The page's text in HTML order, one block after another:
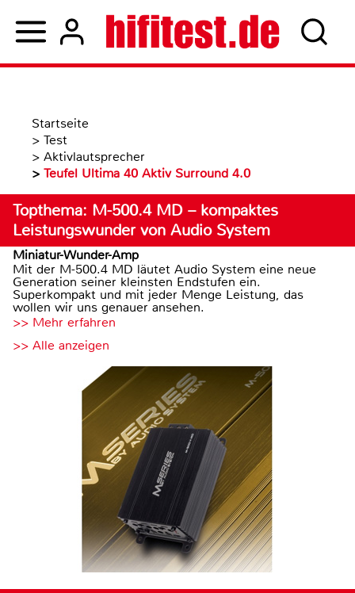
Startseite
> Test
> Aktivlautsprecher
> Teufel Ultima 40 Aktiv Surround 4.0
Topthema: M-500.4 MD – kompaktes
Leistungswunder von Audio System
Miniatur-Wunder-Amp
Mit der M-500.4 MD läutet Audio System eine neue
Generation seiner kleinsten Endstufen ein.
Superkompakt und mit jeder Menge Leistung, das
wollen wir uns genauer ansehen.
>> Mehr erfahren
>> Alle anzeigen